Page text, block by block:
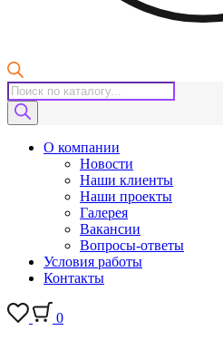
Поиск
товаров
О компании
Новости
Наши клиенты
Наши проекты
Галерея
Вакансии
Вопросы-ответы
Условия работы
Контакты
0